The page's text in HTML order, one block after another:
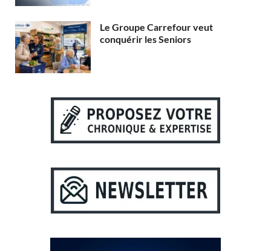
Le Groupe Carrefour veut
conquérir les Seniors